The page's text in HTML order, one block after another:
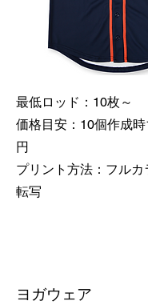
最低ロッド：10枚～
価格目安：10個作成
円
プリント方法：フル
転写
​ヨガウェア